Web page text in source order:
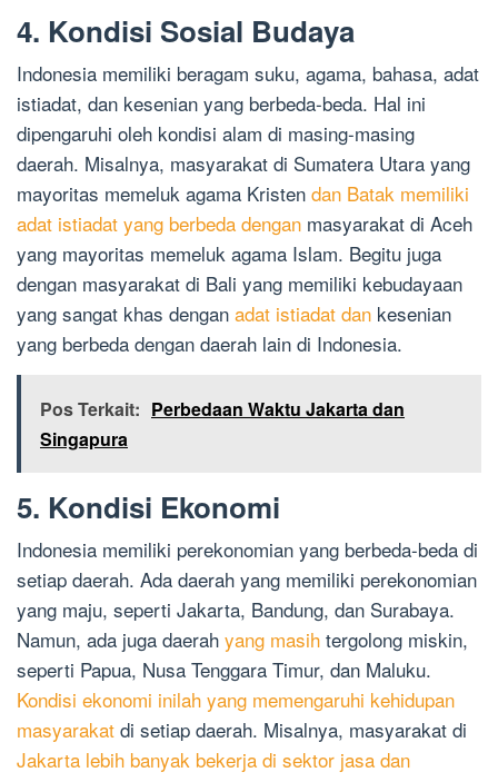
4. Kondisi Sosial Budaya
Indonesia memiliki beragam suku, agama, bahasa, adat
istiadat, dan kesenian yang berbeda-beda. Hal ini
dipengaruhi oleh kondisi alam di masing-masing
daerah. Misalnya, masyarakat di Sumatera Utara yang
mayoritas memeluk agama Kristen dan Batak memiliki
adat istiadat yang berbeda dengan masyarakat di Aceh
yang mayoritas memeluk agama Islam. Begitu juga
dengan masyarakat di Bali yang memiliki kebudayaan
yang sangat khas dengan adat istiadat dan kesenian
yang berbeda dengan daerah lain di Indonesia.
Pos Terkait: Perbedaan Waktu Jakarta dan
Singapura
5. Kondisi Ekonomi
Indonesia memiliki perekonomian yang berbeda-beda di
setiap daerah. Ada daerah yang memiliki perekonomian
yang maju, seperti Jakarta, Bandung, dan Surabaya.
Namun, ada juga daerah yang masih tergolong miskin,
seperti Papua, Nusa Tenggara Timur, dan Maluku.
Kondisi ekonomi inilah yang memengaruhi kehidupan
masyarakat di setiap daerah. Misalnya, masyarakat di
Jakarta lebih banyak bekerja di sektor jasa dan